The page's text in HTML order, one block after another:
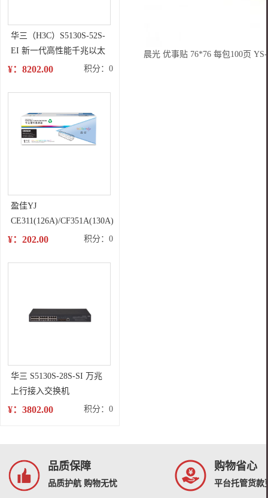
华三（H3C）S5130S-52S-
EI 新一代高性能千兆以太
网交换机
¥：8202.00 积分：0
盈佳YJ
CE311(126A)/CF351A(130A)
兰粉(带芯片) 适用于：HP
CP1025/M175a/M175nw/M275/LBP7010C/LBP7018C
¥：202.00 积分：0
华三 S5130S-28S-SI 万兆
上行接入交换机
¥：3802.00 积分：0
晨光 优事贴 76*76 每包100页
品质保障
品质护航 购物无忧
购物省心
平台托管货款